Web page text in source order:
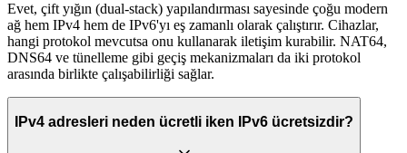
Evet, çift yığın (dual-stack) yapılandırması sayesinde çoğu modern
ağ hem IPv4 hem de IPv6'yı eş zamanlı olarak çalıştırır. Cihazlar,
hangi protokol mevcutsa onu kullanarak iletişim kurabilir. NAT64,
DNS64 ve tünelleme gibi geçiş mekanizmaları da iki protokol
arasında birlikte çalışabilirliği sağlar.
IPv4 adresleri neden ücretli iken IPv6 ücretsizdir?